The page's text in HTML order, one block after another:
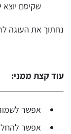
שקיסם יוצא
נחתוך את העוגה
עוד קצת ממני:
אפשר לשמור
אפשר